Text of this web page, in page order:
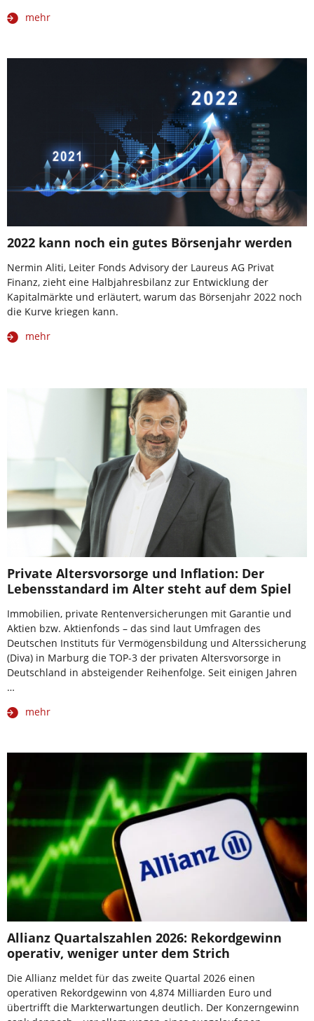
mehr
2022 kann noch ein gutes Börsenjahr werden
Nermin Aliti, Leiter Fonds Advisory der Laureus AG Privat
Finanz, zieht eine Halbjahresbilanz zur Entwicklung der
Kapitalmärkte und erläutert, warum das Börsenjahr 2022 noch
die Kurve kriegen kann.
mehr
Private Altersvorsorge und Inflation: Der
Lebensstandard im Alter steht auf dem Spiel
Immobilien, private Rentenversicherungen mit Garantie und
Aktien bzw. Aktienfonds – das sind laut Umfragen des
Deutschen Instituts für Vermögensbildung und Alterssicherung
(Diva) in Marburg die TOP-3 der privaten Altersvorsorge in
Deutschland in absteigender Reihenfolge. Seit einigen Jahren
…
mehr
Allianz Quartalszahlen 2026: Rekordgewinn
operativ, weniger unter dem Strich
Die Allianz meldet für das zweite Quartal 2026 einen
operativen Rekordgewinn von 4,874 Milliarden Euro und
übertrifft die Markterwartungen deutlich. Der Konzerngewinn